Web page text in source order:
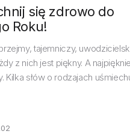
się zdrowo do
Roku!
tajemniczy,
z nich jest piękny. A
Kilka słów o rodzajach